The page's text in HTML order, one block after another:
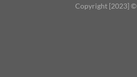
Copyright [2023] ©